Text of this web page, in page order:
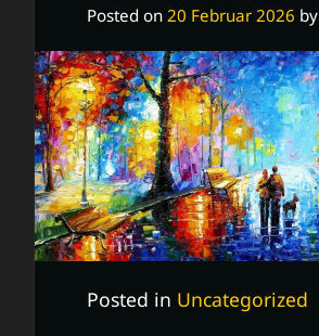
Posted on 20 Februar 2026 by
Posted in Uncategorized